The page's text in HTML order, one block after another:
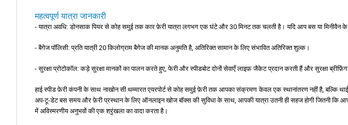
महत्वपूर्ण यात्रा जानकारी
- यात्रा अवधि: डोनसाक पियर से कोह समुई तक कार फ़ेरी यात्रा लगभग एक घंटे और 30 मिनट तक चलती है। यदि आप बस या मिनीवैन
- बैगेज पॉलिसी: प्रति यात्री 20 किलोग्राम बैगेज की मानक अनुमति है, अतिरिक्त सामान के लिए संभावित अतिरिक्त शुल्क।
- सुरक्षा प्रोटोकॉल: कड़े सुरक्षा मानकों का पालन करते हुए, फेरी और स्पीडबोट दोनों सेवाएँ लाइफ़ जैकेट प्रदान करती हैं और सुरक्षा
हाई स्पीड फ़ेरी कंपनी के साथ नाखोन सी थम्मारत एयरपोर्ट से कोह समुई फ़ेरी तक आपका संक्रमण केवल एक स्थानांतरण नहीं है, बल्कि
अप-टू-डेट बस समय और फ़ेरी प्रस्थान के लिए ऑनलाइन खोज बॉक्स की सुविधा के साथ, आपकी यात्रा उतनी ही सहज होगी जितनी कि
में अविस्मरणीय अनुभवों की एक श्रृंखला का वादा करता है।